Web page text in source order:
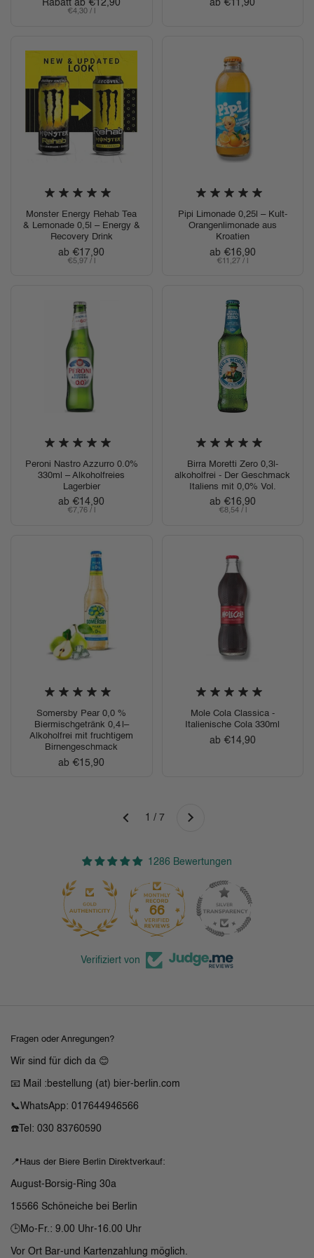
Regulärer Preis
Rabatt ab €12,90
Stückpreis
€4,30 / l
Regulärer Preis
ab €11,90
Monster Energy Rehab Tea
& Lemonade 0,5l – Energy &
Recovery Drink
Regulärer Preis
ab €17,90
Stückpreis
€5,97 / l
Pipi Limonade 0,25l – Kult-
Orangenlimonade aus
Kroatien
Regulärer Preis
ab €16,90
Stückpreis
€11,27 / l
Peroni Nastro Azzurro 0.0%
330ml – Alkoholfreies
Lagerbier
Regulärer Preis
ab €14,90
Stückpreis
€7,76 / l
Birra Moretti Zero 0,3l-
alkoholfrei - Der Geschmack
Italiens mit 0,0% Vol.
Regulärer Preis
ab €16,90
Stückpreis
€8,54 / l
Somersby Pear 0,0 %
Biermischgetränk 0,4 l–
Alkoholfrei mit fruchtigem
Birnengeschmack
Regulärer Preis
ab €15,90
Mole Cola Classica -
Italienische Cola 330ml
Regulärer Preis
ab €14,90
Zurück 1 / 7 Weiter
1286 Bewertungen
66
Verifiziert von
Fragen oder Anregungen?
Wir sind für dich da 😊
📧 Mail :bestellung (at) bier-berlin.com
📞WhatsApp: 017644946566
☎️Tel: 030 83760590
📍Haus der Biere Berlin Direktverkauf:
August-Borsig-Ring 30a
15566 Schöneiche bei Berlin
🕒Mo-Fr.: 9.00 Uhr-16.00 Uhr
Vor Ort Bar-und Kartenzahlung möglich.